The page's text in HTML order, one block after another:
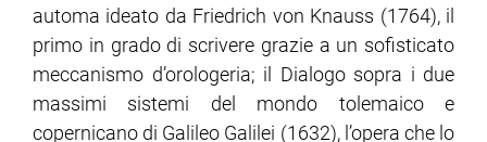
automa ideato da Friedrich von Knauss (1764), il
primo in grado di scrivere grazie a un sofisticato
meccanismo d’orologeria; il Dialogo sopra i due
massimi sistemi del mondo tolemaico e
copernicano di Galileo Galilei (1632), l’opera che lo